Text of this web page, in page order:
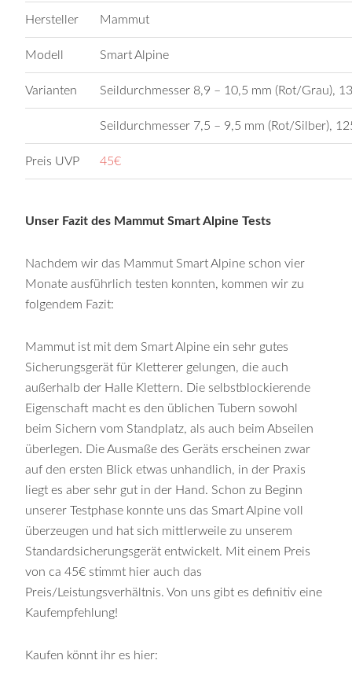
Hersteller Mammut
Modell Smart Alpine
Varianten Seildurchmesser 8,9 – 10,5 mm (Rot/Grau),
Seildurchmesser 7,5 – 9,5 mm (Rot/Silber),
Preis UVP 45€
Unser Fazit des Mammut Smart Alpine Tests
Nachdem wir das Mammut Smart Alpine schon vier
Monate ausführlich testen konnten, kommen wir zu
folgendem Fazit:
Mammut ist mit dem Smart Alpine ein sehr gutes
Sicherungsgerät für Kletterer gelungen, die auch
außerhalb der Halle Klettern. Die selbstblockierende
Eigenschaft macht es den üblichen Tubern sowohl
beim Sichern vom Standplatz, als auch beim Abseilen
überlegen. Die Ausmaße des Geräts erscheinen zwar
auf den ersten Blick etwas unhandlich, in der Praxis
liegt es aber sehr gut in der Hand. Schon zu Beginn
unserer Testphase konnte uns das Smart Alpine voll
überzeugen und hat sich mittlerweile zu unserem
Standardsicherungsgerät entwickelt. Mit einem Preis
von ca 45€ stimmt hier auch das
Preis/Leistungsverhältnis. Von uns gibt es definitiv eine
Kaufempfehlung!
Kaufen könnt ihr es hier: